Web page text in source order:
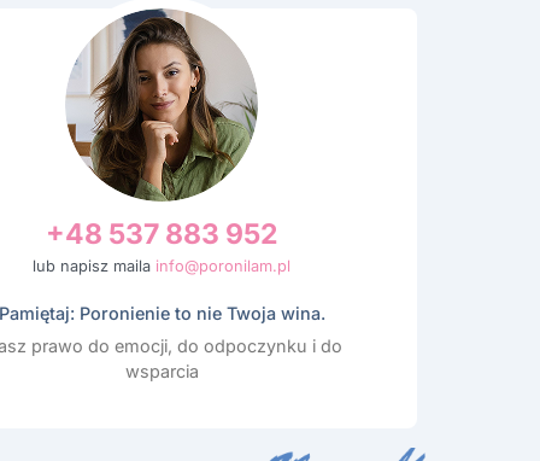
+48 537 883 952
lub napisz maila info@poronilam.pl
Pamiętaj: Poronienie to nie Twoja wina.
prawo do emocji, do odpoczynku i do
wsparcia